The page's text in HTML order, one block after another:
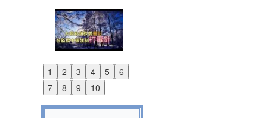
1 2 3 4 5
6
7
8 9 10
Previous
Next